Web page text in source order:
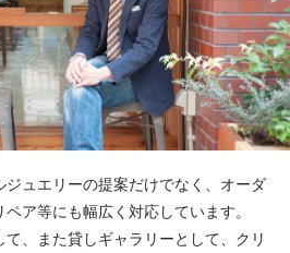
ジュエリーの提案だけでなく、オーダ
ア等にも幅広く対応しています。
、また貸しギャラリーとして、クリ